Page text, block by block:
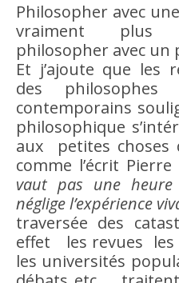
Philosopher avec
vraiment plus
philosopher avec un
Et j’ajoute que les
des
contemporains
philosophique
aux petites choses
comme l’écrit Pierre
vaut pas une
néglige l’expérience
traversée des
effet les revues les
les universités